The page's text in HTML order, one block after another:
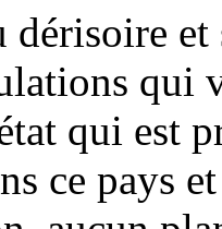
dérisoire
qui
qui est
ce pays